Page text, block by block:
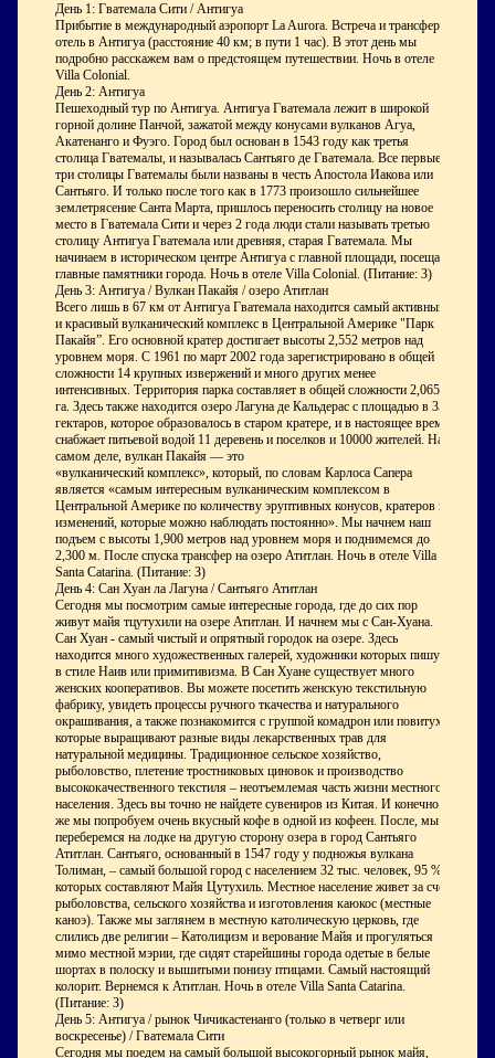
День 1: Гватемала Сити / Антигуа
Прибытие в международный аэропорт La Aurora. Встреча и трансфер в
отель в Антигуа (расстояние 40 км; в пути 1 час). В этот день мы
подробно расскажем вам о предстоящем путешествии. Ночь в отеле
Villa Colonial.
День 2: Антигуа
Пешеходный тур по Антигуа. Антигуа Гватемала лежит в широкой
горной долине Панчой, зажатой между конусами вулканов Агуа,
Акатенанго и Фуэго. Город был основан в 1543 году как третья
столица Гватемалы, и называлась Сантьяго де Гватемала. Все первые
три столицы Гватемалы были названы в честь Апостола Иакова или
Сантьяго. И только после того как в 1773 произошло сильнейшее
землетрясение Санта Марта, пришлось переносить столицу на новое
место в Гватемала Сити и через 2 года люди стали называть третью
столицу Антигуа Гватемала или древняя, старая Гватемала. Мы
начинаем в историческом центре Антигуа с главной площади, посещая
главные памятники города. Ночь в отеле Villa Colonial. (Питание: З)
День 3: Антигуа / Вулкан Пакайя / озеро Атитлан
Всего лишь в 67 км от Антигуа Гватемала находится самый активный
и красивый вулканический комплекс в Центральной Америке "Парк
Пакайя”. Его основной кратер достигает высоты 2,552 метров над
уровнем моря. С 1961 по март 2002 года зарегистрировано в общей
сложности 14 крупных извержений и много других менее
интенсивных. Территория парка составляет в общей сложности 2,065
га. Здесь также находится озеро Лагуна де Кальдерас с площадью в 35
гектаров, которое образовалось в старом кратере, и в настоящее время
снабжает питьевой водой 11 деревень и поселков и 10000 жителей. На
самом деле, вулкан Пакайя — это
«вулканический комплекс», который, по словам Карлоса Сапера
является «самым интересным вулканическим комплексом в
Центральной Америке по количеству эруптивных конусов, кратеров и
изменений, которые можно наблюдать постоянно». Мы начнем наш
подъем с высоты 1,900 метров над уровнем моря и поднимемся до
2,300 м. После спуска трансфер на озеро Атитлан. Ночь в отеле Villa
Santa Catarina. (Питание: З)
День 4: Сан Хуан ла Лагуна / Сантьяго Атитлан
Сегодня мы посмотрим самые интересные города, где до сих пор
живут майя тцутухили на озере Атитлан. И начнем мы с Сан-Хуана.
Сан Хуан - самый чистый и опрятный городок на озере. Здесь
находится много художественных галерей, художники которых пишут
в стиле Наив или примитивизма. В Сан Хуане существует много
женских кооперативов. Вы можете посетить женскую текстильную
фабрику, увидеть процессы ручного ткачества и натурального
окрашивания, а также познакомится с группой комадрон или повитух,
которые выращивают разные виды лекарственных трав для
натуральной медицины. Традиционное сельское хозяйство,
рыболовство, плетение тростниковых циновок и производство
высококачественного текстиля – неотъемлемая часть жизни местного
населения. Здесь вы точно не найдете сувениров из Китая. И конечно
же мы попробуем очень вкусный кофе в одной из кофеен. После, мы
переберемся на лодке на другую сторону озера в город Сантьяго
Атитлан. Сантьяго, основанный в 1547 году у подножья вулкана
Толиман, – самый большой город с населением 32 тыс. человек, 95 %
которых составляют Майя Цутухиль. Местное население живет за счет
рыболовства, сельского хозяйства и изготовления каюкос (местные
каноэ). Также мы заглянем в местную католическую церковь, где
слились две религии – Католицизм и верование Майя и прогуляться
мимо местной мэрии, где сидят старейшины города одетые в белые
шортах в полоску и вышитыми понизу птицами. Самый настоящий
колорит. Вернемся к Атитлан. Ночь в отеле Villa Santa Catarina.
(Питание: З)
День 5: Антигуа / рынок Чичикастенанго (только в четверг или
воскресенье) / Гватемала Сити
Сегодня мы поедем на самый большой высокогорный рынок майя,